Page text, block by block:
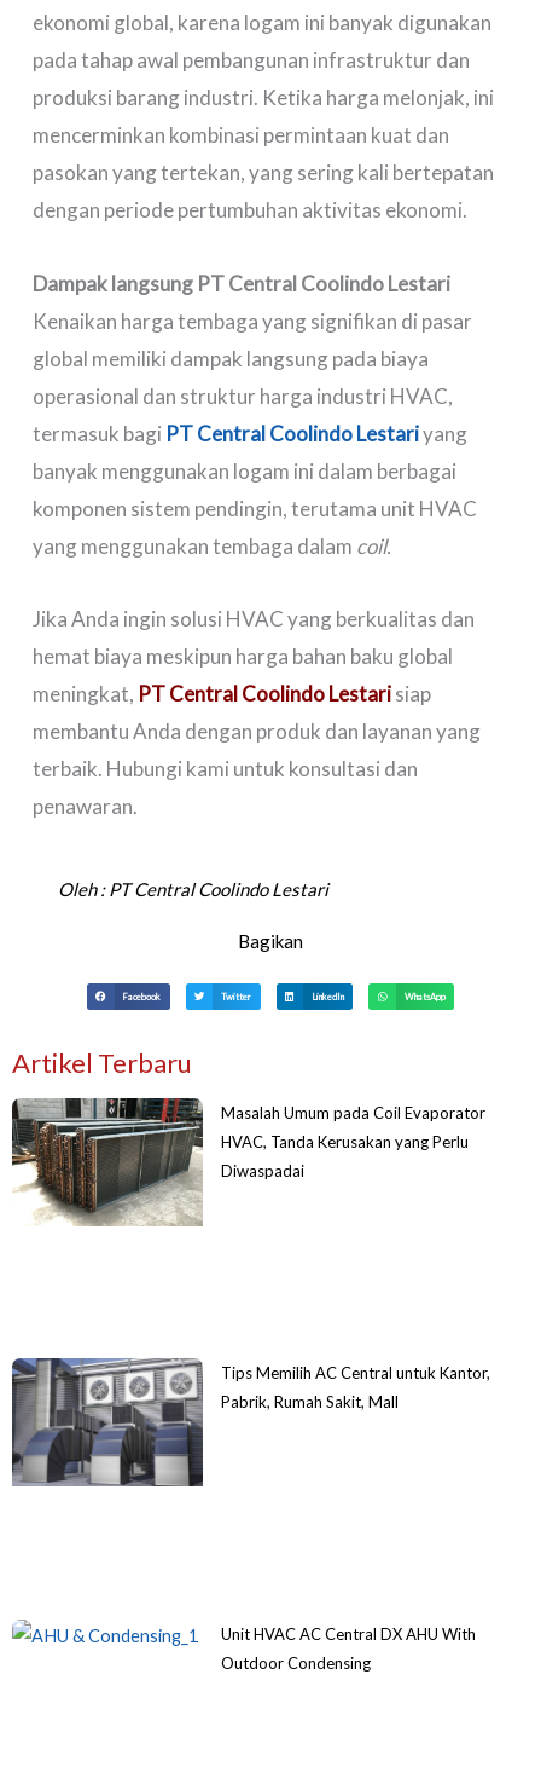
ekonomi global, karena logam ini banyak digunakan
pada tahap awal pembangunan infrastruktur dan
produksi barang industri. Ketika harga melonjak, ini
mencerminkan kombinasi permintaan kuat dan
pasokan yang tertekan, yang sering kali bertepatan
dengan periode pertumbuhan aktivitas ekonomi.
Dampak langsung PT Central Coolindo Lestari
Kenaikan harga tembaga yang signifikan di pasar
global memiliki dampak langsung pada biaya
operasional dan struktur harga industri HVAC,
termasuk bagi PT Central Coolindo Lestariyang
banyak menggunakan logam ini dalam berbagai
komponen sistem pendingin, terutama unit HVAC
yang menggunakan tembaga dalam coil.
Jika Anda ingin solusi HVAC yang berkualitas dan
hemat biaya meskipun harga bahan baku global
meningkat, PT Central Coolindo Lestarisiap
membantu Anda dengan produk dan layanan yang
terbaik. Hubungi kami untuk konsultasi dan
penawaran.
Oleh :PT Central Coolindo Lestari
Bagikan
Facebook Twitter LinkedIn WhatsApp
Artikel Terbaru
Masalah Umum pada Coil Evaporator
HVAC, Tanda Kerusakan yang Perlu
Diwaspadai
Tips Memilih AC Central untuk Kantor,
Pabrik, Rumah Sakit, Mall
Unit HVAC AC Central DX AHU With
Outdoor Condensing